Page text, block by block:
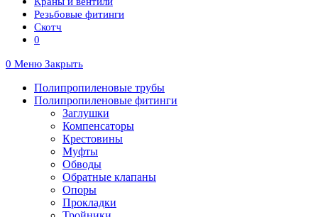
Резьбовые фитинги
Скотч
0
0 Меню Закрыть
Полипропиленовые трубы
Полипропиленовые фитинги
Заглушки
Компенсаторы
Крестовины
Муфты
Обводы
Обратные клапаны
Опоры
Прокладки